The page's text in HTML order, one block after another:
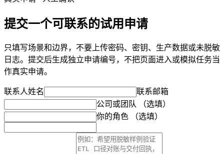
提交一个可联系的试用申请
只填写场景和边界，不要上传密码、密钥、生产数据或未脱敏
日志。提交后生成独立申请编号，不把页面进入或模拟任务当
作真实申请。
联系人姓名
联系邮箱
公司或团队
（选填）
你的角色
（选填）